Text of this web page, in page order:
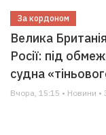
За кордоном
Велика
Росії: під
судна
Вчора, 15:15 • Новини